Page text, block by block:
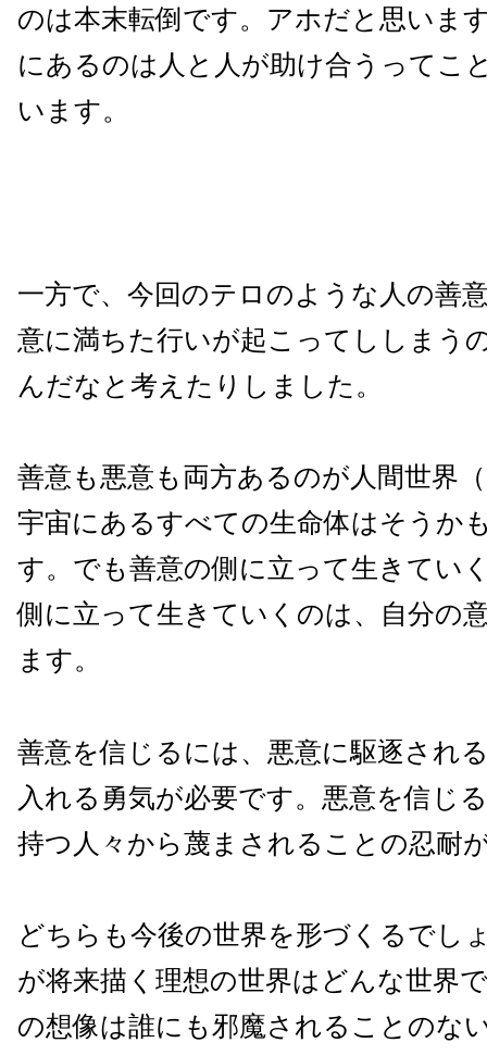
のは本末転倒です。アホだと思いま
にあるのは人と人が助け合うってこ
います。
一方で、今回のテロのような人の善
意に満ちた行いが起こってししまう
んだなと考えたりしました。
善意も悪意も両方あるのが人間世界
宇宙にあるすべての生命体はそうか
す。でも善意の側に立って生きてい
側に立って生きていくのは、自分の
ます。
善意を信じるには、悪意に駆逐され
入れる勇気が必要です。悪意を信じ
持つ人々から蔑まされることの忍耐
どちらも今後の世界を形づくるでし
が将来描く理想の世界はどんな世界
の想像は誰にも邪魔されることのな